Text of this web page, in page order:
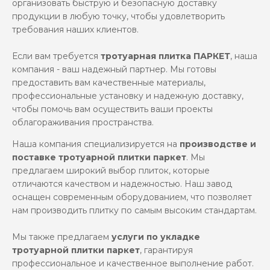
организовать быструю и безопасную доставку
продукции в любую точку, чтобы удовлетворить
требования наших клиентов.
Если вам требуется тротуарная плитка ПАРКЕТ, наша
компания - ваш надежный партнер. Мы готовы
предоставить вам качественные материалы,
профессиональные установку и надежную доставку,
чтобы помочь вам осуществить ваши проекты
облагораживания пространства.
Наша компания специализируется на производстве и
поставке тротуарной плитки паркет. Мы
предлагаем широкий выбор плиток, которые
отличаются качеством и надежностью. Наш завод
оснащен современным оборудованием, что позволяет
нам производить плитку по самым высоким стандартам.
Мы также предлагаем услуги по укладке
тротуарной плитки паркет, гарантируя
профессиональное и качественное выполнение работ.